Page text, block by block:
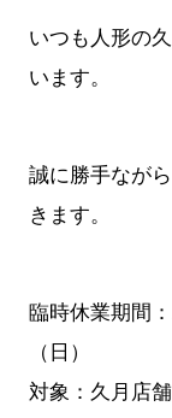
いつも人形の
います。
誠に勝手なが
きます。
臨時休業期間
（日）
対象：久月店